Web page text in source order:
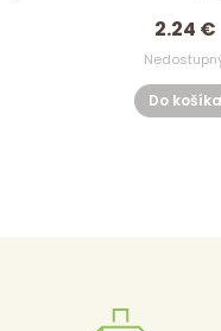
2.24 €
Do košíka